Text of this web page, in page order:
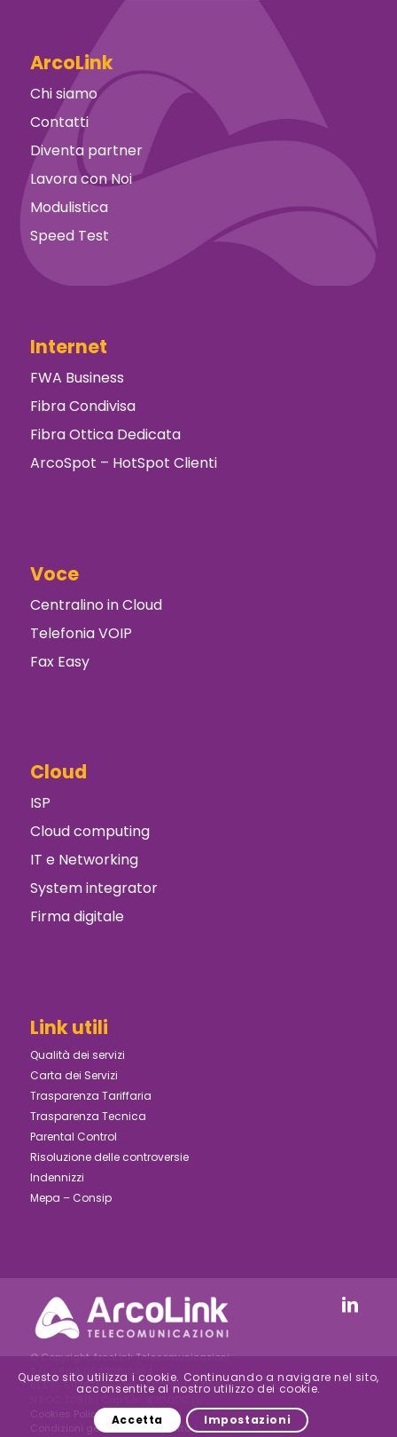
ArcoLink
Chi siamo
Contatti
Diventa partner
Lavora con Noi
Modulistica
Speed Test
Internet
FWA Business
Fibra Condivisa
Fibra Ottica Dedicata
ArcoSpot – HotSpot Clienti
Voce
Centralino in Cloud
Telefonia VOIP
Fax Easy
Cloud
ISP
Cloud computing
IT e Networking
System integrator
Firma digitale
Link utili
Qualità dei servizi
Carta dei Servizi
Trasparenza Tariffaria
Trasparenza Tecnica
Parental Control
Risoluzione delle controversie
Indennizzi
Mepa – Consip
© Copyright ArcoLink Telecomunicazioni
S.r.l. - P.IVA 05030810484
REA FI-511747 | Reg.Imp. FI-2000-24154 –
Cookies Policy
Privacy Policy|
Condizioni generali di Contratto
Questo sito utilizza i cookie. Continuando a navigare nel sito,
acconsentite al nostro utilizzo dei cookie.
Accetta Impostazioni